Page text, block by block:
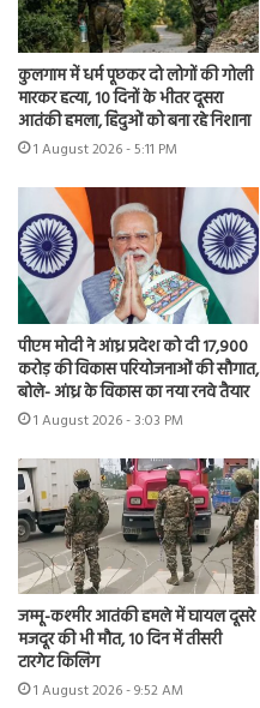
कुलगाम में धर्म पूछकर दो लोगों की गोली
मारकर हत्या, 10 दिनों के भीतर दूसरा
आतंकी हमला, हिंदुओं को बना रहे निशाना
1 August 2026 - 5:11 PM
पीएम मोदी ने आंध्र प्रदेश को दी 17,900
करोड़ की विकास परियोजनाओं की सौगात,
बोले- आंध्र के विकास का नया रनवे तैयार
1 August 2026 - 3:03 PM
जम्मू-कश्मीर आतंकी हमले में घायल दूसरे
मजदूर की भी मौत, 10 दिन में तीसरी
टारगेट किलिंग
1 August 2026 - 9:52 AM